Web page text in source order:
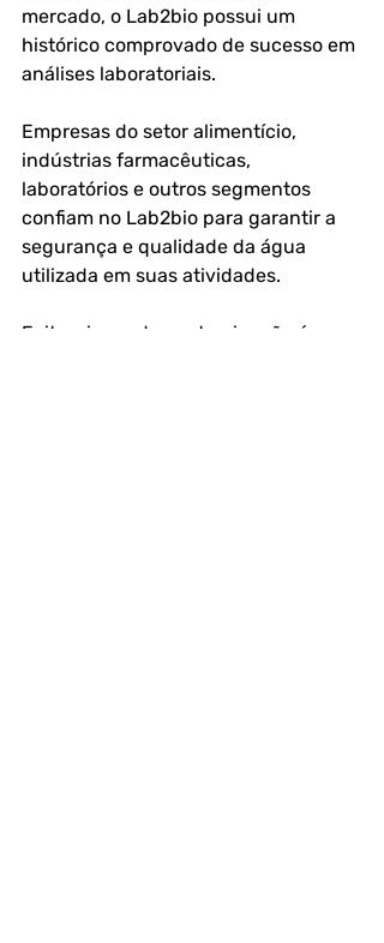
mercado, o Lab2bio possui um
histórico comprovado de sucesso em
análises laboratoriais.
Empresas do setor alimentício,
indústrias farmacêuticas,
laboratórios e outros segmentos
confiam no Lab2bio para garantir a
segurança e qualidade da água
utilizada em suas atividades.
Evitar riscos de contaminação é um